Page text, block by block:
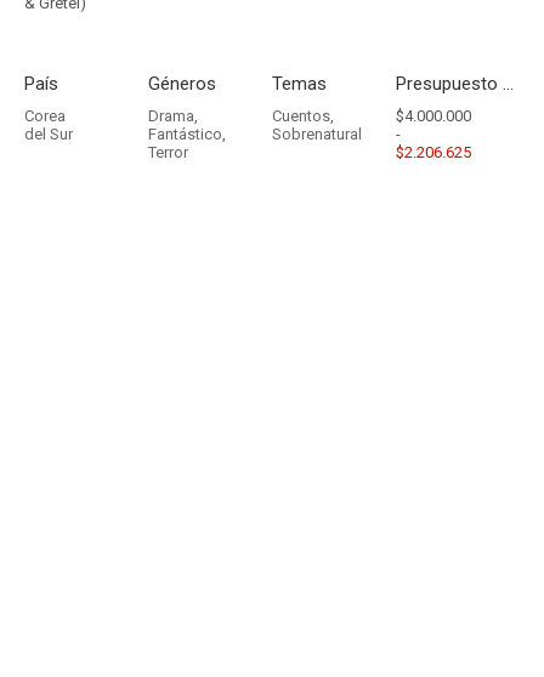
País
Corea
del Sur
Géneros
Drama,
Fantástico,
Terror
Temas
Cuentos,
Sobrenatural
Presupuesto - Ingresos
$4.000.000
-
$2.206.625